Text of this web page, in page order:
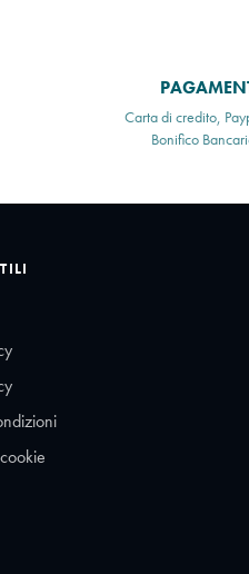
Carta di credito,
Bonifico